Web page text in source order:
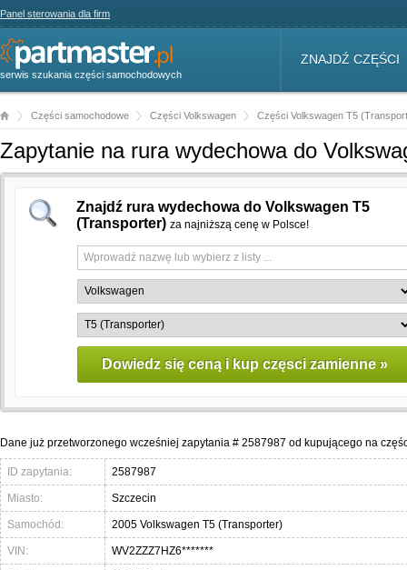
Panel sterowania dla firm
serwis szukania części samochodowych
ZNAJDŹ CZĘŚCI
Części samochodowe Części Volkswagen Części Volkswagen T5
Zapytanie na rura wydechowa do
Znajdź rura wydechowa do Volkswagen T5
(Transporter) za najniższą cenę w Polsce!
Dane już przetworzonego wcześniej zapytania # 2587987 od kupującego na
ID zapytania: 2587987
Miasto: Szczecin
Samochód: 2005 Volkswagen T5 (Transporter)
VIN: WV2ZZZ7HZ6*******